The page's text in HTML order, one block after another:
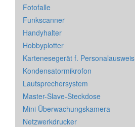
Fotofalle
Funkscanner
Handyhalter
Hobbyplotter
Kartenesegerät f. Personalausweis
Kondensatormikrofon
Lautsprechersystem
Master-Slave-Steckdose
Mini Überwachungskamera
Netzwerkdrucker